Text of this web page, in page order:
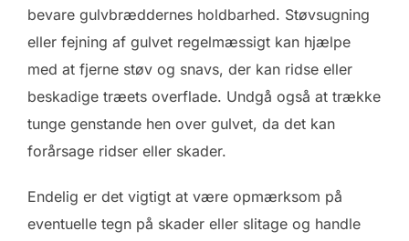
bevare gulvbræddernes holdbarhed. Støvsugning
eller fejning af gulvet regelmæssigt kan hjælpe
med at fjerne støv og snavs, der kan ridse eller
beskadige træets overflade. Undgå også at trække
tunge genstande hen over gulvet, da det kan
forårsage ridser eller skader.
Endelig er det vigtigt at være opmærksom på
eventuelle tegn på skader eller slitage og handle